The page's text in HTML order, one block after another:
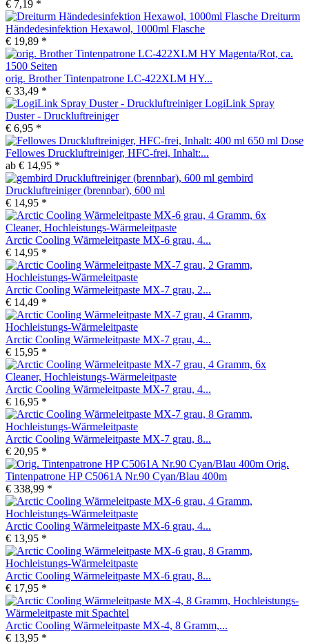
€ 7,19 *
Dreiturm
Händedesinfektion Hexawol, 1000ml Flasche
€ 19,89 *
orig. Brother Tintenpatrone LC-422XLM HY...
€ 33,49 *
LogiLink Spray
Duster - Druckluftreiniger
€ 6,95 *
Fellowes Druckluftreiniger, HFC-frei, Inhalt:...
ab € 14,95 *
gembird
Druckluftreiniger (brennbar), 600 ml
€ 14,95 *
Arctic Cooling Wärmeleitpaste MX-6 grau, 4...
€ 14,95 *
Arctic Cooling Wärmeleitpaste MX-7 grau, 2...
€ 14,49 *
Arctic Cooling Wärmeleitpaste MX-7 grau, 4...
€ 15,95 *
Arctic Cooling Wärmeleitpaste MX-7 grau, 4...
€ 16,95 *
Arctic Cooling Wärmeleitpaste MX-7 grau, 8...
€ 20,95 *
Orig.
Tintenpatrone HP C5061A Nr.90 Cyan/Blau 400m
€ 338,99 *
Arctic Cooling Wärmeleitpaste MX-6 grau, 4...
€ 13,95 *
Arctic Cooling Wärmeleitpaste MX-6 grau, 8...
€ 17,95 *
Arctic Cooling Wärmeleitpaste MX-4, 8 Gramm,...
€ 13,95 *